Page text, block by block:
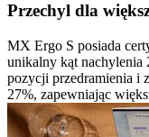
Przechyl dla
MX Ergo S posiada
unikalny kąt nachylenia
pozycji przedramienia i
27%, zapewniając